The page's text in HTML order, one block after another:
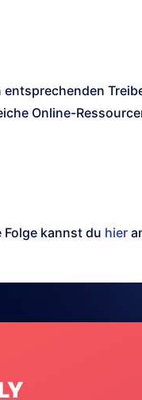
Online-
Folge kannst du hier